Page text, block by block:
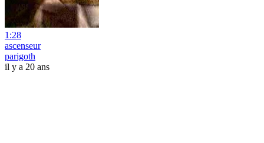
1:28
ascenseur
parigoth
il y a 20 ans